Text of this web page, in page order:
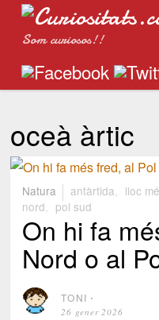
Som curiosos!!
oceà àrtic
Natura antàrtida lloc
nord
pol sud
On hi fa
Nord o al
TONI ⋅
26 gener 2026